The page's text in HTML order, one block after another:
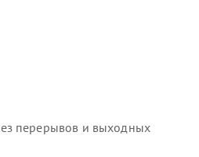
перерывов и выходных